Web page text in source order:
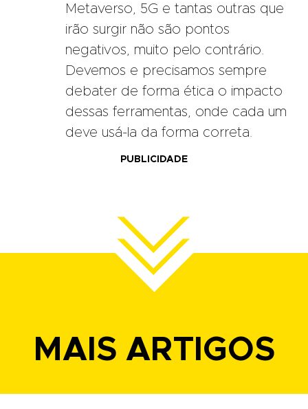
Metaverso, 5G e tantas outras que
irão surgir não são pontos
negativos, muito pelo contrário.
Devemos e precisamos sempre
debater de forma ética o impacto
dessas ferramentas, onde cada um
deve usá-la da forma correta.
PUBLICIDADE
MAIS ARTIGOS